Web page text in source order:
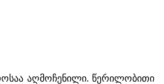
აღმოჩენილი. წერილობითი